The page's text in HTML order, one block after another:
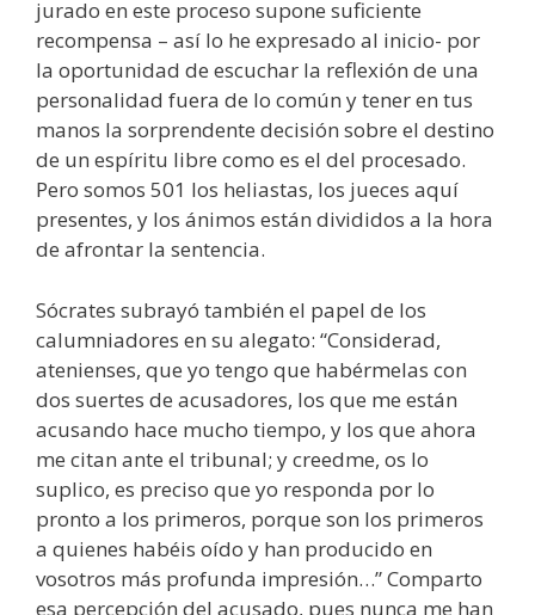
jurado en este proceso supone suficiente
recompensa – así lo he expresado al inicio- por
la oportunidad de escuchar la reflexión de una
personalidad fuera de lo común y tener en tus
manos la sorprendente decisión sobre el destino
de un espíritu libre como es el del procesado.
Pero somos 501 los heliastas, los jueces aquí
presentes, y los ánimos están divididos a la hora
de afrontar la sentencia.
Sócrates subrayó también el papel de los
calumniadores en su alegato: “Considerad,
atenienses, que yo tengo que habérmelas con
dos suertes de acusadores, los que me están
acusando hace mucho tiempo, y los que ahora
me citan ante el tribunal; y creedme, os lo
suplico, es preciso que yo responda por lo
pronto a los primeros, porque son los primeros
a quienes habéis oído y han producido en
vosotros más profunda impresión…” Comparto
esa percepción del acusado, pues nunca me han